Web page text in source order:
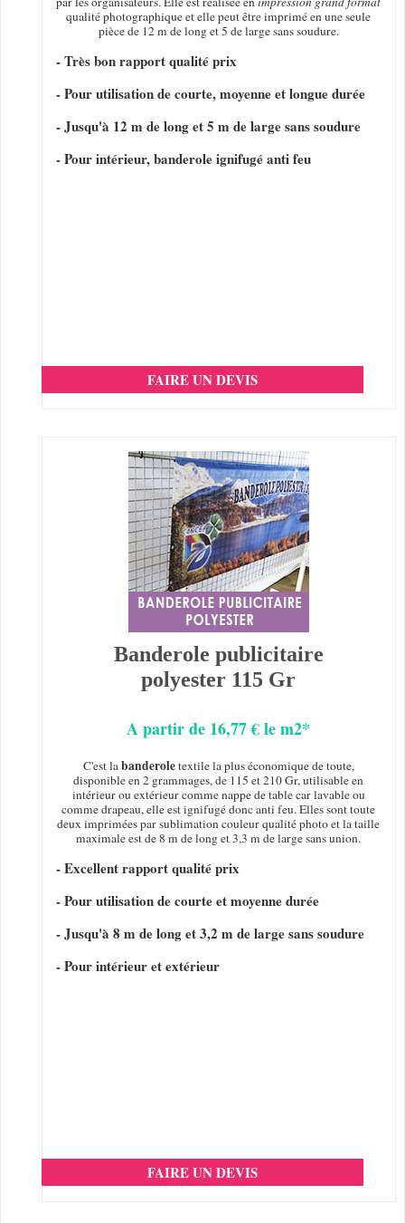
qualité photographique et elle peut être imprimé en une seule
pièce de 12 m de long et 5 de large sans soudure.
- Très bon rapport qualité prix
- Pour utilisation de courte, moyenne et longue durée
- Jusqu'à 12 m de long et 5 m de large sans soudure
- Pour intérieur, banderole ignifugé anti feu
FAIRE UN DEVIS
Banderole publicitaire
polyester 115 Gr
A partir de 16,77 € le m2*
C'est labanderoletextile la plus économique de toute,
disponible en 2 grammages, de 115 et 210 Gr, utilisable en
intérieur ou extérieur comme nappe de table car lavable ou
comme drapeau, elle est ignifugé donc anti feu. Elles sont toute
deux imprimées par sublimation couleur qualité photo et la taille
maximale est de 8 m de long et 3,3 m de large sans union.
- Excellent rapport qualité prix
- Pour utilisation de courte et moyenne durée
- Jusqu'à 8 m de long et 3,2 m de large sans soudure
- Pour intérieur et extérieur
FAIRE UN DEVIS